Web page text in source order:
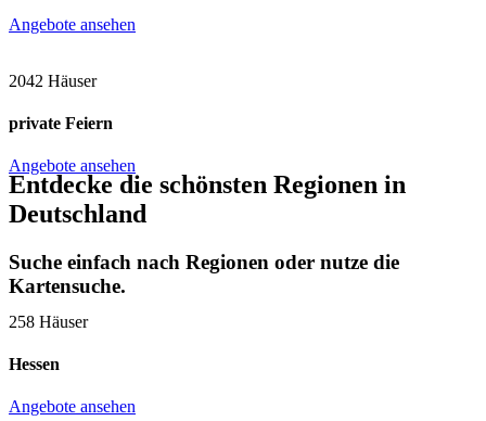
Angebote ansehen
2042 Häuser
private Feiern
Angebote ansehen
Entdecke die schönsten Regionen in
Deutschland
Suche einfach nach Regionen oder nutze die
Kartensuche.
258 Häuser
Hessen
Angebote ansehen